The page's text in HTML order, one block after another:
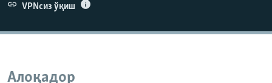
VPNсиз ўқиш
Алоқадор